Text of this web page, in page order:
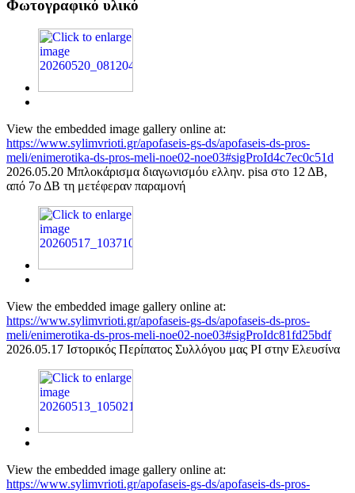
Φωτογραφικό υλικό
View the embedded image gallery online at:
https://www.sylimvrioti.gr/apofaseis-gs-ds/apofaseis-ds-pros-
meli/enimerotika-ds-pros-meli-noe02-noe03#sigProId4c7ec0c51d
2026.05.20 Μπλοκάρισμα διαγωνισμόυ ελλην. pisa στο 12 ΔΒ,
από 7ο ΔΒ τη μετέφεραν παραμονή
View the embedded image gallery online at:
https://www.sylimvrioti.gr/apofaseis-gs-ds/apofaseis-ds-pros-
meli/enimerotika-ds-pros-meli-noe02-noe03#sigProIdc81fd25bdf
2026.05.17 Ιστορικός Περίπατος Συλλόγου μας ΡΙ στην Ελευσίνα
View the embedded image gallery online at:
https://www.sylimvrioti.gr/apofaseis-gs-ds/apofaseis-ds-pros-